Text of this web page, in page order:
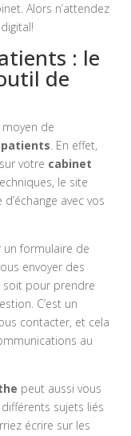
Alors n’attendez
: le
de
de
. En effet,
votre cabinet
le site
avec vos
un formulaire de
envoyer des
soit pour prendre
C’est un
contacter, et cela
au
peut aussi vous
sujets liés
écrire sur les